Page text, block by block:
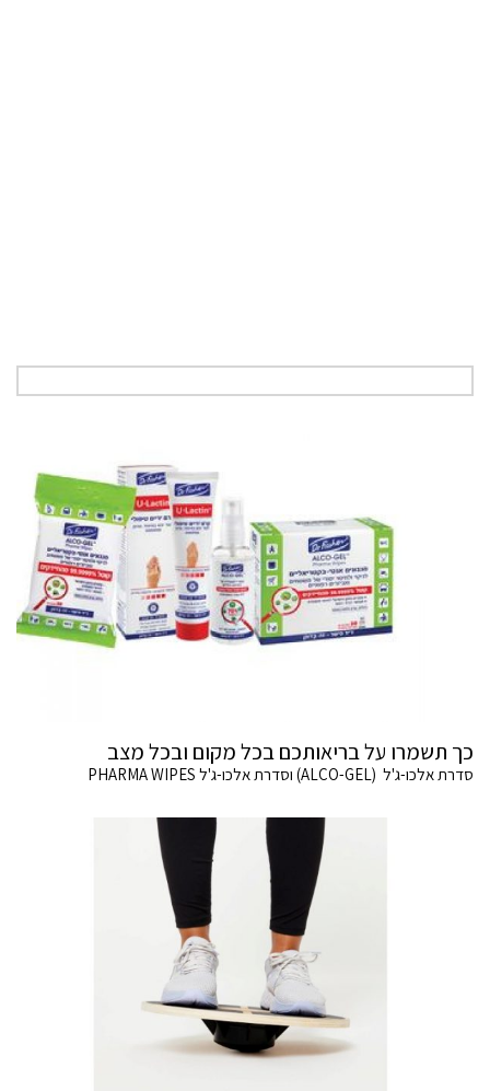
כך תשמרו על בריאותכם בכל מקום ובכל מצב
סדרת אלכו-ג'ל (ALCO-GEL) וסדרת אלכו-ג'ל PHARMA WIPES